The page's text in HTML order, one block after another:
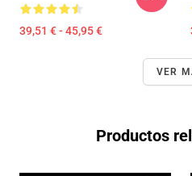
39,51 € - 45,95 €
VER
Productos